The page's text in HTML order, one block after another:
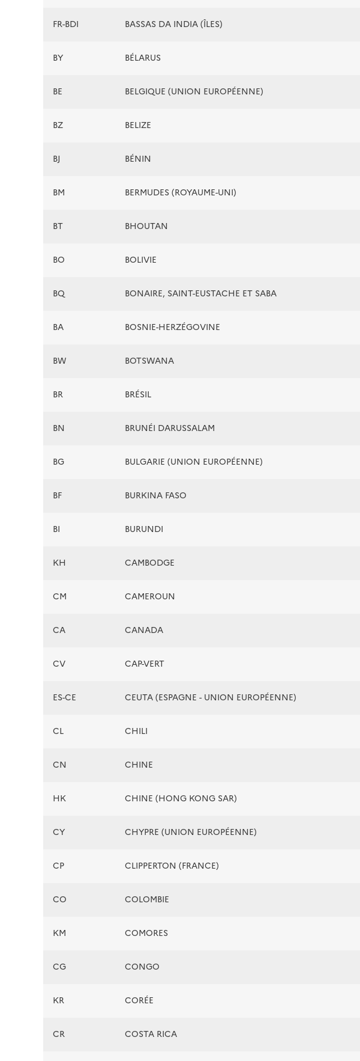
FR-BDI BASSAS DA INDIA (ÎLES)
BY BÉLARUS
BE BELGIQUE (UNION EUROPÉENNE)
BZ BELIZE
BJ BÉNIN
BM BERMUDES (ROYAUME-UNI)
BT BHOUTAN
BO BOLIVIE
BQ BONAIRE, SAINT-EUSTACHE ET SABA
BA BOSNIE-HERZÉGOVINE
BW BOTSWANA
BR BRÉSIL
BN BRUNÉI DARUSSALAM
BG BULGARIE (UNION EUROPÉENNE)
BF BURKINA FASO
BI BURUNDI
KH CAMBODGE
CM CAMEROUN
CA CANADA
CV CAP-VERT
ES-CE CEUTA (ESPAGNE - UNION EUROPÉENNE)
CL CHILI
CN CHINE
HK CHINE (HONG KONG SAR)
CY CHYPRE (UNION EUROPÉENNE)
CP CLIPPERTON (FRANCE)
CO COLOMBIE
KM COMORES
CG CONGO
KR CORÉE
CR COSTA RICA